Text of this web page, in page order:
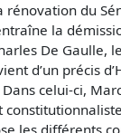
rénovation du
la
De Gaulle,
d’un précis
celui-ci,
les différents